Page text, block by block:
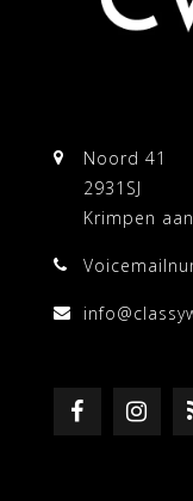
Noord 41
2931SJ
Krimpen